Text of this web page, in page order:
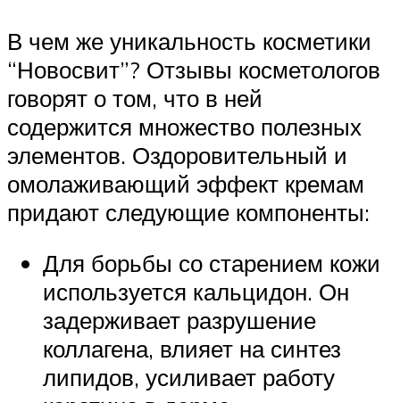
В чем же уникальность косметики
“Новосвит”? Отзывы косметологов
говорят о том, что в ней
содержится множество полезных
элементов. Оздоровительный и
омолаживающий эффект кремам
придают следующие компоненты:
Для борьбы со старением кожи
используется кальцидон. Он
задерживает разрушение
коллагена, влияет на синтез
липидов, усиливает работу